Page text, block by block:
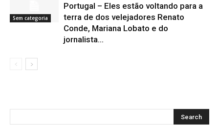
Sem categoria
Portugal – Eles estão voltando para a
terra de dos velejadores Renato
Conde, Mariana Lobato e do
jornalista...